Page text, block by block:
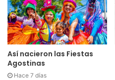
Así nacieron las Fiestas
Agostinas
Hace 7 días